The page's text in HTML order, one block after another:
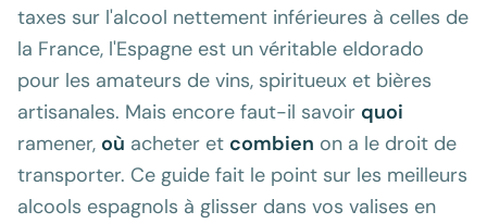
taxes sur l'alcool nettement inférieures à celles de
la France, l'Espagne est un véritable eldorado
pour les amateurs de vins, spiritueux et bières
artisanales. Mais encore faut-il savoir quoi
ramener, où acheter et combien on a le droit de
transporter. Ce guide fait le point sur les meilleurs
alcools espagnols à glisser dans vos valises en